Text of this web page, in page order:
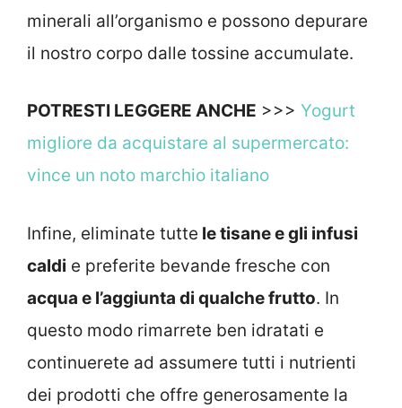
minerali all’organismo e possono depurare
il nostro corpo dalle tossine accumulate.
POTRESTI LEGGERE ANCHE >>> Yogurt
migliore da acquistare al supermercato:
vince un noto marchio italiano
Infine, eliminate tutte le tisane e gli infusi
caldi e preferite bevande fresche con
acqua e l’aggiunta di qualche frutto. In
questo modo rimarrete ben idratati e
continuerete ad assumere tutti i nutrienti
dei prodotti che offre generosamente la